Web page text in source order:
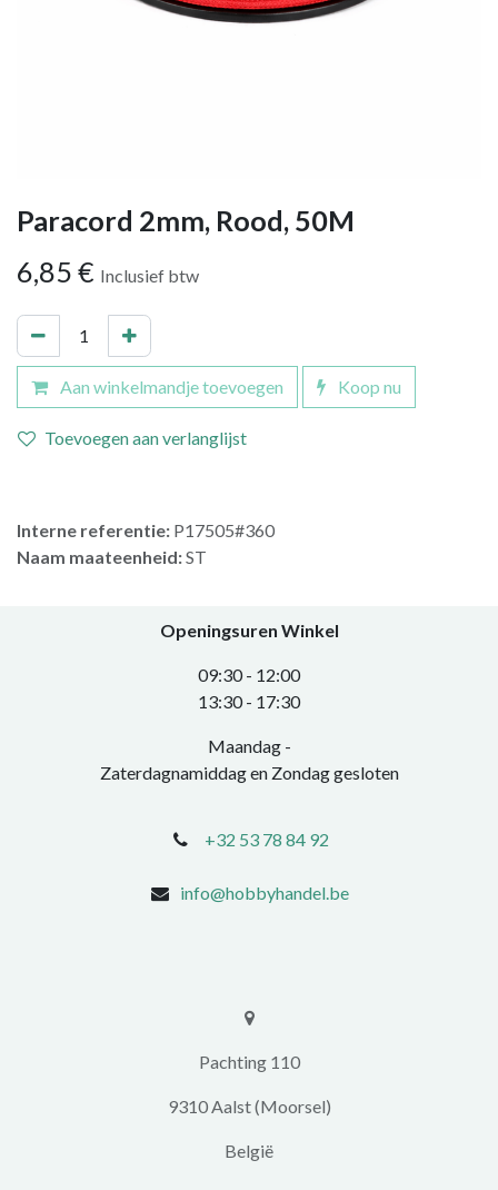
Paracord 2mm, Rood, 50M
6,85 € Inclusief btw
Aan winkelmandje toevoegen Koop nu
Toevoegen aan verlanglijst
Interne referentie: P17505#360
Naam maateenheid:ST
Openingsuren Winkel
0​9:30 - 12:00
​13:30 - 17:30​
Maandag -
Zaterdagnamiddag en Zondag gesloten
+32 53 78 84 92
info@hobbyhandel.be
​​Pachting 110
9310 Aalst (Moorsel)
​België